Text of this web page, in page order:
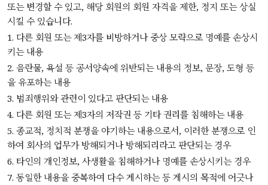
또는 변경할 수 있고, 해당 회원의 회원 자격을 제한, 정지 또는 상실
시킬 수 있습니다.
1. 다른 회원 또는 제3자를 비방하거나 중상 모략으로 명예를 손상시
키는 내용
2. 음란물, 욕설 등 공서양속에 위반되는 내용의 정보, 문장, 도형 등
을 유포하는 내용
3. 범죄행위와 관련이 있다고 판단되는 내용
4. 다른 회원 또는 제3자의 저작권 등 기타 권리를 침해하는 내용
5. 종교적, 정치적 분쟁을 야기하는 내용으로서, 이러한 분쟁으로 인
하여 회사의 업무가 방해되거나 방해되리라고 판단되는 경우
6. 타인의 개인정보, 사생활을 침해하거나 명예를 손상시키는 경우
7. 동일한 내용을 중복하여 다수 게시하는 등 게시의 목적에 어긋나